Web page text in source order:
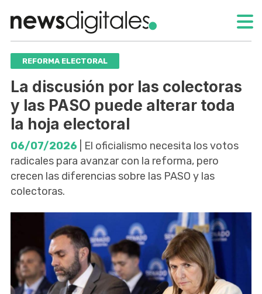
REFORMA ELECTORAL
La discusión por las colectoras
y las PASO puede alterar toda
la hoja electoral
06/07/2026 | El oficialismo necesita los votos
radicales para avanzar con la reforma, pero
crecen las diferencias sobre las PASO y las
colectoras.